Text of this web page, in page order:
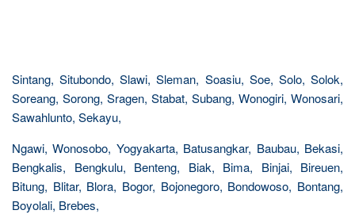
Sintang, Situbondo, Slawi, Sleman, Soasiu, Soe, Solo, Solok,
Soreang, Sorong, Sragen, Stabat, Subang, Wonogiri, Wonosari,
Sawahlunto, Sekayu,
Ngawi, Wonosobo, Yogyakarta, Batusangkar, Baubau, Bekasi,
Bengkalis, Bengkulu, Benteng, Biak, Bima, Binjai, Bireuen,
Bitung, Blitar, Blora, Bogor, Bojonegoro, Bondowoso, Bontang,
Boyolali, Brebes,